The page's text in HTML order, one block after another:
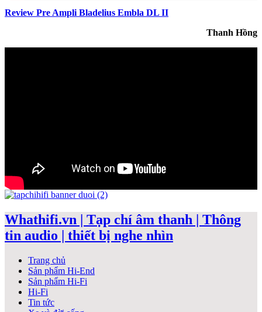
Review Pre Ampli Bladelius Embla DL II
Thanh Hồng
Whathifi.vn | Tạp chí âm thanh | Thông
tin audio | thiết bị nghe nhìn
Trang chủ
Sản phẩm Hi-End
Sản phẩm Hi-Fi
Hi-Fi
Tin tức